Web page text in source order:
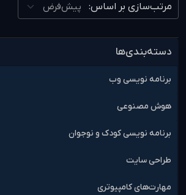
مرتب‌سازی بر اساس:
دسته‌بندی‌ها
برنامه نویسی وب
هوش مصنوعی
برنامه نویسی کودک و نوجوان
طراحی سایت
مهارت‌های کامپیوتری